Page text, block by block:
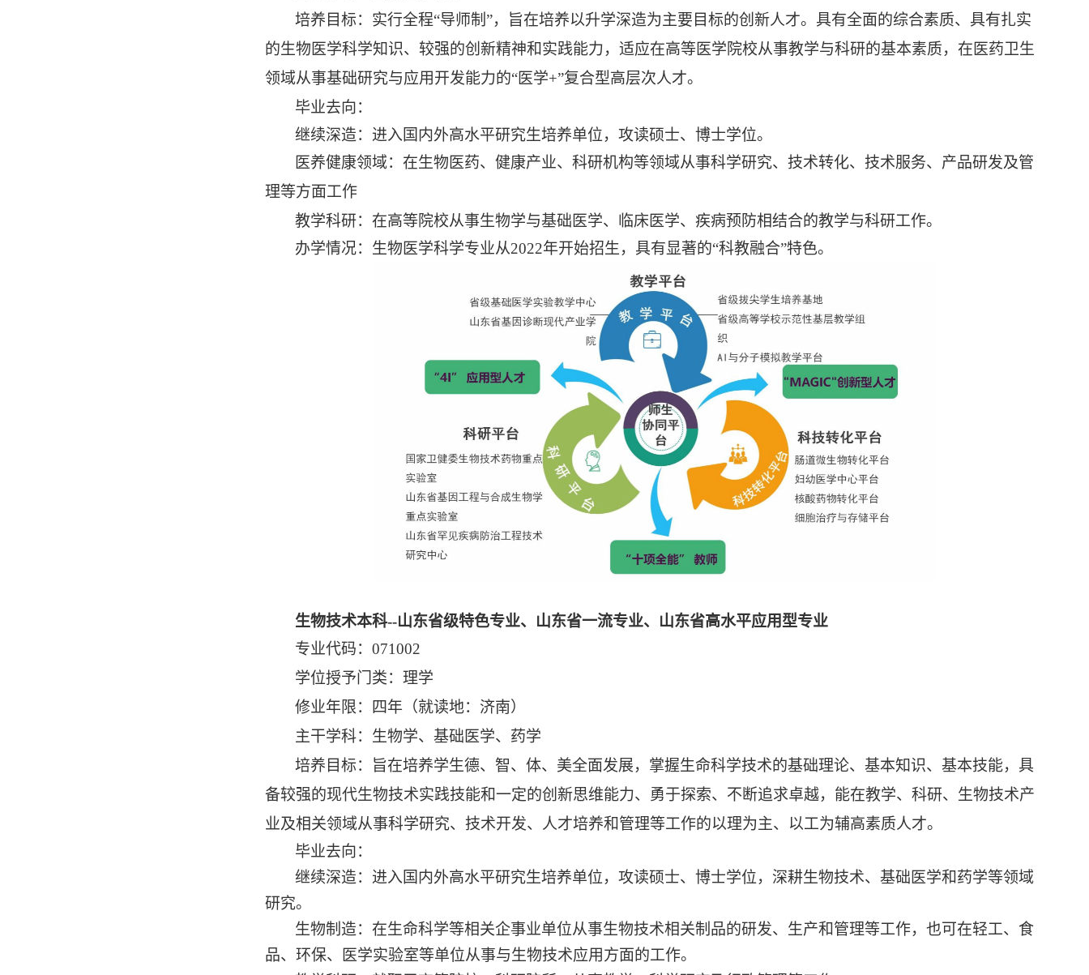
培养目标：实行全程“导师制”，旨在培养以升学深造为主要目标的创新人才。具有全面的综合素质、具有扎实
的生物医学科学知识、较强的创新精神和实践能力，适应在高等医学院校从事教学与科研的基本素质，在医药卫生
领域从事基础研究与应用开发能力的“医学+”复合型高层次人才。
毕业去向：
继续深造：进入国内外高水平研究生培养单位，攻读硕士、博士学位。
医养健康领域：在生物医药、健康产业、科研机构等领域从事科学研究、技术转化、技术服务、产品研发及管
理等方面工作
教学科研：在高等院校从事生物学与基础医学、临床医学、疾病预防相结合的教学与科研工作。
办学情况：生物医学科学专业从2022年开始招生，具有显著的“科教融合”特色。
生物技术本科--山东省级特色专业、山东省一流专业、山东省高水平应用型专业
专业代码： 071002
学位授予门类：理学
修业年限：四年（就读地：济南）
主干学科：生物学、基础医学、药学
培养目标：旨在培养学生德、智、体、美全面发展，掌握生命科学技术的基础理论、基本知识、基本技能，具
备较强的现代生物技术实践技能和一定的创新思维能力、勇于探索、不断追求卓越，能在教学、科研、生物技术产
业及相关领域从事科学研究、技术开发、人才培养和管理等工作的以理为主、以工为辅高素质人才。
毕业去向：
继续深造：进入国内外高水平研究生培养单位，攻读硕士、博士学位，深耕生物技术、基础医学和药学等领域
研究。
生物制造：在生命科学等相关企事业单位从事生物技术相关制品的研发、生产和管理等工作，也可在轻工、食
品、环保、医学实验室等单位从事与生物技术应用方面的工作。